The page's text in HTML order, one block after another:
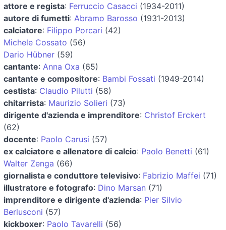
attore e regista: Ferruccio Casacci (1934-2011)
autore di fumetti: Abramo Barosso (1931-2013)
calciatore: Filippo Porcari (42)
Michele Cossato (56)
Dario Hübner (59)
cantante: Anna Oxa (65)
cantante e compositore: Bambi Fossati (1949-2014)
cestista: Claudio Pilutti (58)
chitarrista: Maurizio Solieri (73)
dirigente d'azienda e imprenditore: Christof Erckert
(62)
docente: Paolo Carusi (57)
ex calciatore e allenatore di calcio: Paolo Benetti (61)
Walter Zenga (66)
giornalista e conduttore televisivo: Fabrizio Maffei (71)
illustratore e fotografo: Dino Marsan (71)
imprenditore e dirigente d'azienda: Pier Silvio
Berlusconi (57)
kickboxer: Paolo Tavarelli (56)